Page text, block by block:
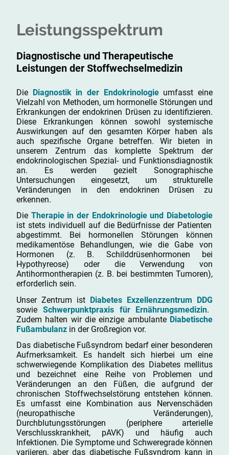
Leistungsspektrum
Diagnostische und Therapeutische
Leistungen der Stoffwechselmedizin
Die Diagnostik in der Endokrinologieumfasst eine
Vielzahl von Methoden, um hormonelle Störungen und
Erkrankungen der endokrinen Drüsen zu identifizieren.
Diese Erkrankungen können sowohl systemische
Auswirkungen auf den gesamten Körper haben als
auch spezifische Organe betreffen. Wir bieten in
unserem Zentrum das komplette Spektrum der
endokrinologischen Spezial- und Funktionsdiagnostik
an. Es werden gezielt Sonographische
Untersuchungen eingesetzt, um strukturelle
Veränderungen in den endokrinen Drüsen zu
erkennen.
Die Therapie in der Endokrinologie und Diabetologie
ist stets individuell auf die Bedürfnisse der Patienten
abgestimmt. Bei hormonellen Störungen können
medikamentöse Behandlungen, wie die Gabe von
Hormonen (z. B. Schilddrüsenhormonen bei
Hypothyreose) oder die Verwendung von
Antihormontherapien (z. B. bei bestimmten Tumoren),
erforderlich sein.
Unser Zentrum ist Diabetes Exzellenzzentrum DDG
sowie Schwerpunktpraxis für Ernährungsmedizin.
Zudem halten wir die einzige ambulante Diabetische
Fußambulanz in der Großregion vor.
Das diabetische Fußsyndrom bedarf einer besonderen
Aufmerksamkeit. Es handelt sich hierbei um eine
schwerwiegende Komplikation des Diabetes mellitus
und bezeichnet eine Reihe von Problemen und
Veränderungen an den Füßen, die aufgrund der
chronischen Stoffwechselstörung entstehen können.
Es umfasst eine Kombination aus Nervenschäden
(neuropathische Veränderungen),
Durchblutungsstörungen (periphere arterielle
Verschlusskrankheit, pAVK) und häufig auch
Infektionen. Die Symptome und Schweregrade können
variieren, aber das diabetische Fußsyndrom kann in